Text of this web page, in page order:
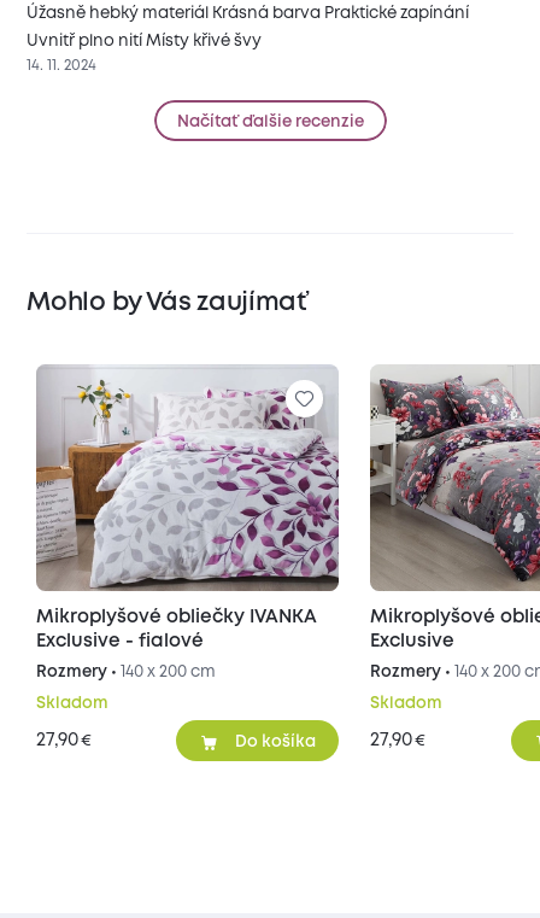
Úžasně hebký materiál Krásná barva Praktické zapínání
Uvnitř plno nití Místy křivé švy
14. 11. 2024
Načítať ďalšie recenzie
Mohlo by Vás zaujímať
Mikroplyšové obliečky IVANKA
Exclusive - fialové
Rozmery • 140 x 200 cm
Skladom
27,90€ Do košíka
Mikroplyšové
Exclusive
Rozmery • 140 x 200
Skladom
27,90€